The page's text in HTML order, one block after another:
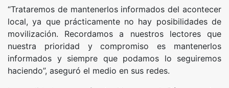
“Trataremos de mantenerlos informados del acontecer
local, ya que prácticamente no hay posibilidades de
movilización. Recordamos a nuestros lectores que
nuestra prioridad y compromiso es mantenerlos
informados y siempre que podamos lo seguiremos
haciendo”, aseguró el medio en sus redes.